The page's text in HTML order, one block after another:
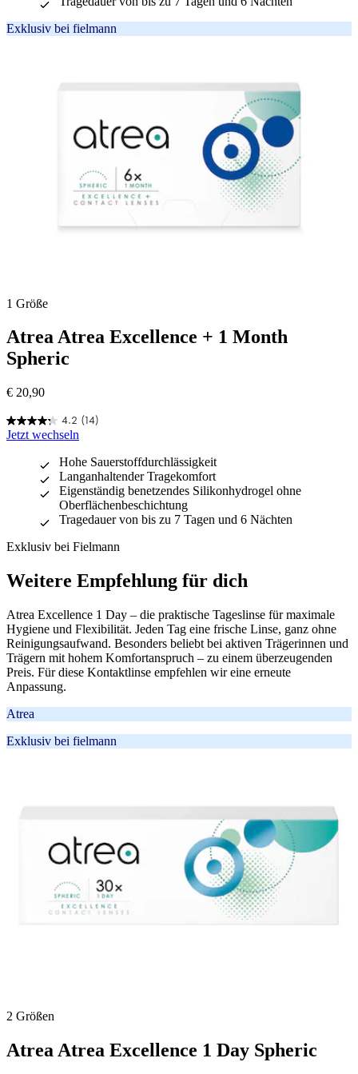
Bewertungen
Exklusiv bei fielmann
1 Größe
AtreaAtrea Excellence + 1 Month
Spheric
€ 20,90
4.2 (14)
4.2
von
Sternen.
Bewertungen
Jetzt wechseln
Hohe Sauerstoffdurchlässigkeit
Langanhaltender Tragekomfort
Eigenständig benetzendes Silikonhydrogel ohne
Oberflächenbeschichtung
Tragedauer von bis zu 7 Tagen und 6 Nächten
Exklusiv bei Fielmann
Weitere Empfehlung für dich
Atrea Excellence 1 Day – die praktische Tageslinse für maximale
Hygiene und Flexibilität. Jeden Tag eine frische Linse, ganz ohne
Reinigungsaufwand. Besonders beliebt bei aktiven Trägerinnen und
Trägern mit hohem Komfortanspruch – zu einem überzeugenden
Preis. Für diese Kontaktlinse empfehlen wir eine erneute
Anpassung.
Atrea
Exklusiv bei fielmann
2 Größen
Atrea Atrea Excellence 1 Day Spheric